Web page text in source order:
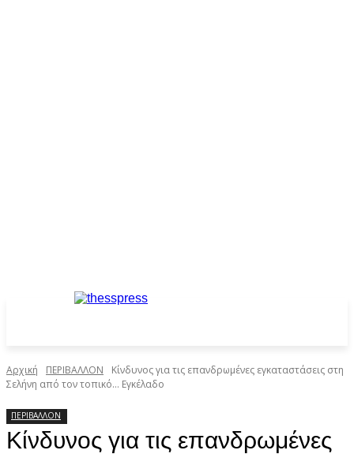
Αρχική ΠΕΡΙΒΑΛΛΟΝ
Κίνδυνος για τις επανδρωμένες εγκαταστάσεις στη
Σελήνη από τον τοπικό… Εγκέλαδο
ΠΕΡΙΒΑΛΛΟΝ
Κίνδυνος για τις επανδρωμένες